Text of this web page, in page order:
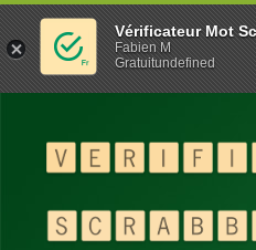
Vérificateur Mot
Fabien M
Gratuitundefined